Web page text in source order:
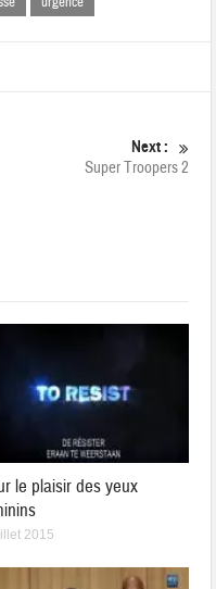
Next :
Super Troopers 2
le plaisir des yeux
2015